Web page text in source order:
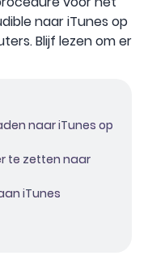
naar iTunes op
Blijf lezen om er
naar iTunes op
te zetten naar
iTunes